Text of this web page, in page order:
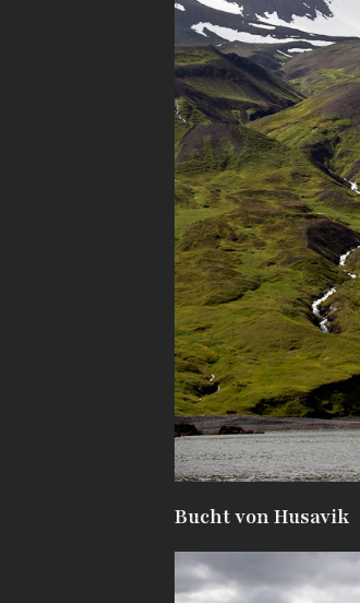
Bucht von Husavik